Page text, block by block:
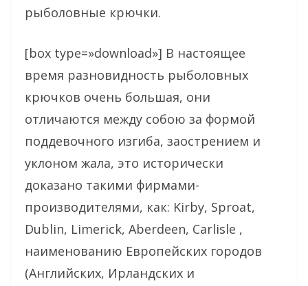
рыболовные крючки.
[box type=»download»] В настоящее
время разновидность рыболовных
крючков очень большая, они
отличаются между собою за формой
поддевочного изгиба, заострением и
уклоном жала, это исторически
доказано такими фирмами-
производителями, как: Kirby, Sproat,
Dublin, Limerick, Aberdeen, Carlisle ,
наименованию Европейских городов
(Английских, Ирландских и